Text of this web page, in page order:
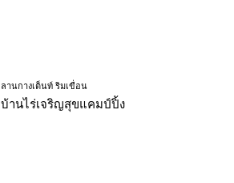
ลานกางเต็นท์ ริมเขื่อน
บ้านไร่เจริญสุขแคมป์ปิ้ง